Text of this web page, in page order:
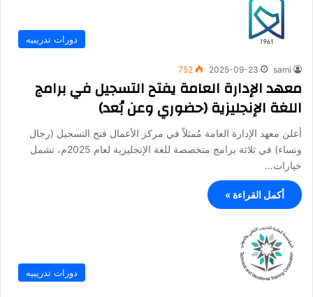
دورات تدريبيه
sami
2025-09-23
752
معهد الإدارة العامة يفتح التسجيل في برامج
اللغة الإنجليزية (حضوري وعن بُعد)
أعلن معهد الإدارة العامة مُمثلاً في مركز الأعمال فتح التسجيل (رجال
ونساء) في ثلاثة برامج متخصصة للغة الإنجليزية لعام 2025م، تشمل
خيارات…
أكمل القراءة »
دورات تدريبيه